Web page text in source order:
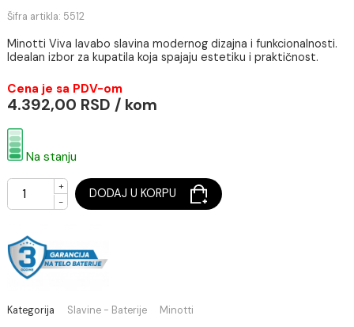
Baterija za lavabo MINOTTI VIVA
Šifra artikla: 5512
Minotti Viva lavabo slavina modernog dizajna i
Idealan izbor za kupatila koja spajaju estetiku i praktičnost.
Cena je sa PDV-om
4.392,00 RSD / kom
+
-
DODAJ U KORPU